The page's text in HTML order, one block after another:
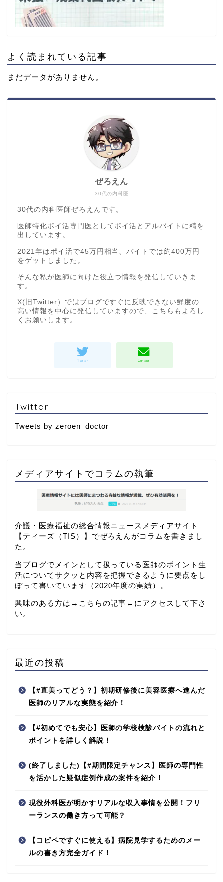
よく読まれている記事
まだデータがありません。
30代の内科医
ぜろえん
30代の内科医師ぜろえんです。
医師特化ポイ活専門医としてポイ活とアルバイトに精を
出しています。
2021年はポイ活で45万円相当、バイトでは約400万円
をゲットしました。
そんな私が医師に向けた役立つ情報を発信していきま
す。
X(旧Twitter）ではブログですぐに反映できない鮮度の
高い情報を中心に発信していますので、こちらもよろし
くお願いします。
Twitter
Tweets by zeroen_doctor
メディアサイトでコラムの執筆
介護・医療福祉の総合情報ニュースメディアサイト
【 ティーズ（TIS）
】でぜろえんがコラムを書きまし
た。
当ブログでメインとして扱っている医師のポイント生
活についてサクッと内容を把握できるように要点をし
ぼって書いています（2020年度の実績）。
興味のある方は→ こちらの記事 ←にアクセスして下さ
い。
最近の投稿
【#直美ってどう？】初期研修後に美容医療へ進んだ
医師のリアルな実態を紹介！
【#初めてでも安心】医師の学校検診バイトの流れと
ポイントを詳しく解説！
(終了しました)【#期間限定チャンス】医師の専門性
を活かした疑似症例作成の案件を紹介！
現役外科医が明かすリアルな収入事情を公開！フリ
ーランスの働き方って可能？
【コピペですぐに使える】病院見学するためのメー
ルの書き方完全ガイド！